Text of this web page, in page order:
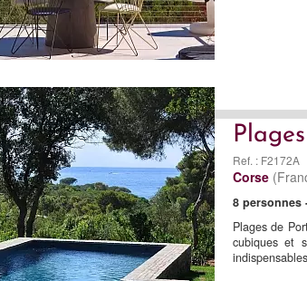
Ref. : F2172A
Corse
8 personnes
Plages de
cubiques et